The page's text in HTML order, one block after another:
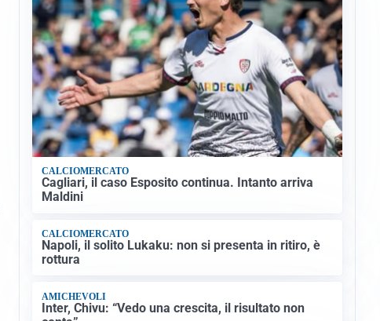
CALCIOMERCATO
Cagliari, il caso Esposito continua. Intanto arriva
Maldini
CALCIOMERCATO
Napoli, il solito Lukaku: non si presenta in ritiro, è
rottura
AMICHEVOLI
Inter, Chivu: “Vedo una crescita, il risultato non